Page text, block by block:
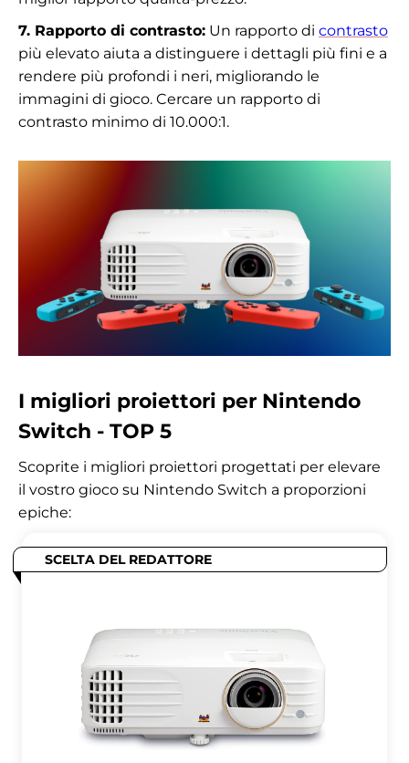
7. Rapporto di contrasto: Un rapporto di contrasto
più elevato aiuta a distinguere i dettagli più fini e a
rendere più profondi i neri, migliorando le
immagini di gioco. Cercare un rapporto di
contrasto minimo di 10.000:1.
I migliori proiettori per Nintendo
Switch - TOP 5
Scoprite i migliori proiettori progettati per elevare
il vostro gioco su Nintendo Switch a proporzioni
epiche:
SCELTA DEL REDATTORE